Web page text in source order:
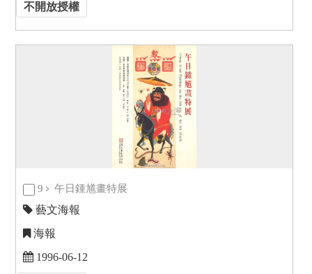
不開放授權
9 午日鍾馗畫特展
藝文海報
海報
1996-06-12